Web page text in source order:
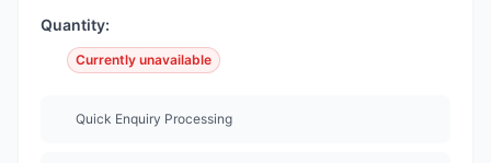
Quantity:
Currently unavailable
Quick Enquiry Processing